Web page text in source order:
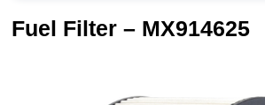
Fuel Filter – MX914625